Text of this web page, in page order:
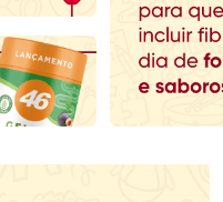
Comprar sem Desconto
Por R$ 145,49/cada
Comprar sem Desconto
Por R$ 145,49/cada